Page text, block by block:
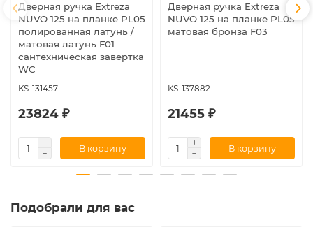
Дверная ручка Extreza
NUVO 125 на планке PL05
полированная латунь /
матовая латунь F01
сантехническая завертка
WC
KS-131457
23824 ₽
В корзину
Дверная ручка Extreza
NUVO 125 на планке PL05
матовая бронза F03
KS-137882
21455 ₽
В корзину
Подобрали для вас